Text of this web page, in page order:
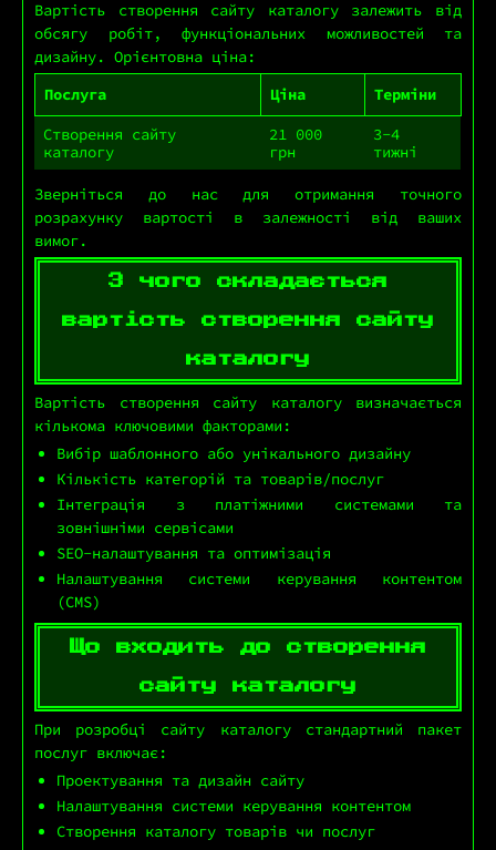
Вартість створення сайту каталогу залежить від
обсягу робіт, функціональних можливостей та
дизайну. Орієнтовна ціна:
Послуга
Ціна
Терміни
Створення сайту
каталогу
21 000
грн
3-4
тижні
Зверніться до нас для отримання точного
розрахунку вартості в залежності від ваших
вимог.
З чого складається
вартість створення сайту
каталогу
Вартість створення сайту каталогу визначається
кількома ключовими факторами:
Вибір шаблонного або унікального дизайну
Кількість категорій та товарів/послуг
Інтеграція з платіжними системами та
зовнішніми сервісами
SEO-налаштування та оптимізація
Налаштування системи керування контентом
(CMS)
Що входить до створення
сайту каталогу
При розробці сайту каталогу стандартний пакет
послуг включає:
Проектування та дизайн сайту
Налаштування системи керування контентом
Створення каталогу товарів чи послуг